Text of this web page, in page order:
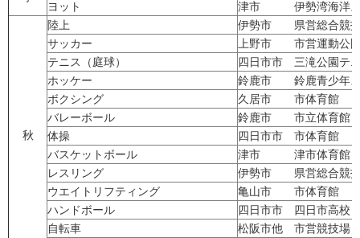
ヨット
津市 伊勢湾海洋ス
秋
陸上
伊勢市 県営総合競技
サッカー
上野市 市営運動公園
テニス（庭球）
四日市市 三滝公園テ
ホッケー
鈴鹿市 鈴鹿青少年ス
ボクシング
久居市 市体育館
バレーボール
鈴鹿市 市立体育館
体操
四日市市 市体育館
バスケットボール
津市 津市体育館
レスリング
伊勢市 県営総合競技
ウエイトリフティング
亀山市 市体育館
ハンドボール
四日市市 四日市高校
自転車
松阪市他 市営競技場